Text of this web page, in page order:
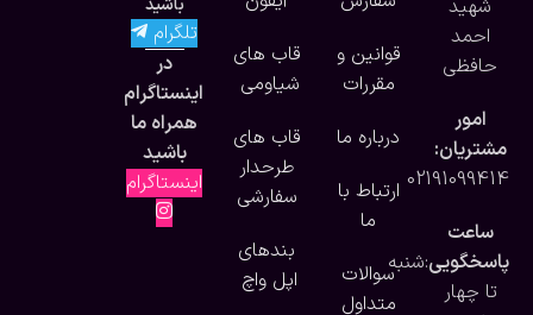
شهید
احمد
حافظی
امور
مشتریان:
02191099414
ساعت
پاسخگویی:شنبه
تا چهار
قوانین و
مقررات
درباره ما
ارتباط با
ما
سوالات
متداول
قاب های
شیاومی
قاب های
طرحدار
سفارشی
بندهای
اپل واچ
تلگرام
در
اینستاگرام
همراه ما
باشید
اینستاگرام